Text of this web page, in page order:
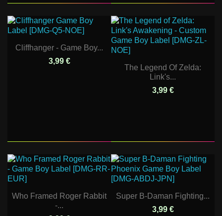
Cliffhanger - Game Boy...
3,99 €
The Legend Of Zelda:
Link's...
3,99 €
Who Framed Roger Rabbit
-...
Super B-Daman Fighting...
3,99 €